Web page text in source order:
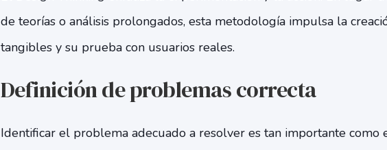
de teorías o análisis prolongados, esta metodología impulsa la
tangibles y su prueba con usuarios reales.
Definición de problemas correcta
Identificar el problema adecuado a resolver es tan importante como